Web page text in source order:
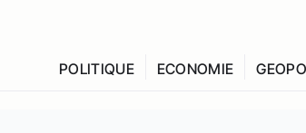
POLITIQUE ECONOMIE